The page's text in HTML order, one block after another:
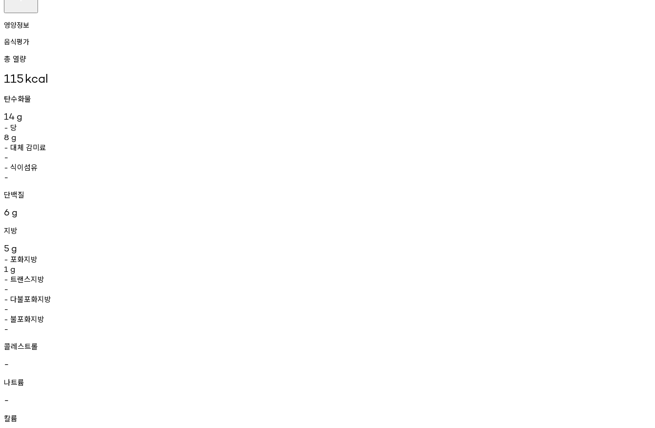
영양정보
음식평가
총 열량
115kcal
탄수화물
14 g
- 당
8 g
- 대체 감미료
-
- 식이섬유
-
단백질
6 g
지방
5 g
- 포화지방
1 g
- 트랜스지방
-
- 다불포화지방
-
- 불포화지방
-
콜레스트롤
-
나트륨
-
칼륨